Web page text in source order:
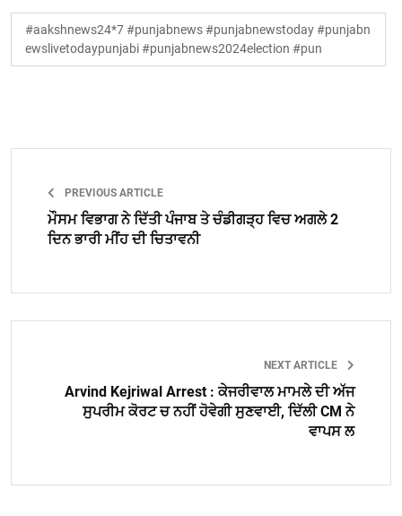
#aakshnews24*7 #punjabnews #punjabnewstoday #punjabn
ewslivetodaypunjabi #punjabnews2024election #pun
PREVIOUS ARTICLE
ਮੌਸਮ ਵਿਭਾਗ ਨੇ ਦਿੱਤੀ ਪੰਜਾਬ ਤੇ ਚੰਡੀਗੜ੍ਹ ਵਿਚ ਅਗਲੇ 2
ਦਿਨ ਭਾਰੀ ਮੀਂਹ ਦੀ ਚਿਤਾਵਨੀ
NEXT ARTICLE
Arvind Kejriwal Arrest : ਕੇਜਰੀਵਾਲ ਮਾਮਲੇ ਦੀ ਅੱਜ
ਸੁਪਰੀਮ ਕੋਰਟ ਚ ਨਹੀਂ ਹੋਵੇਗੀ ਸੁਣਵਾਈ, ਦਿੱਲੀ CM ਨੇ
ਵਾਪਸ ਲ